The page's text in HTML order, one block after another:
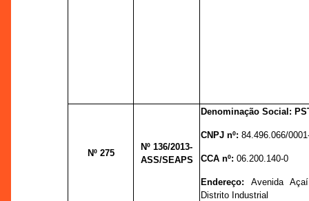
Nº 275
Nº 136/2013-
ASS/SEAPS
Denominação Social:
CNPJ nº:84.496.066/
CCA nº:06.200.140-0
Endereço: Avenida
Distrito Industrial